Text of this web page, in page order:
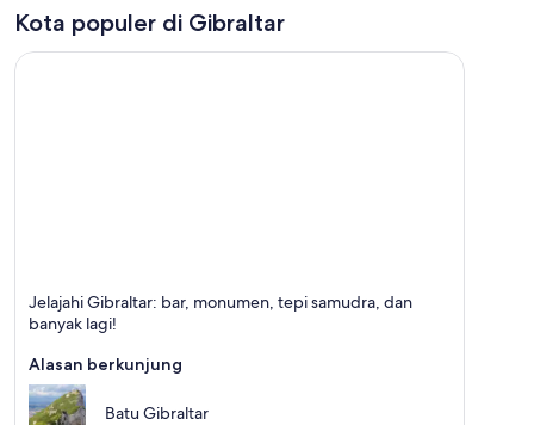
Kota populer di Gibraltar
Terkenal dengan Orang yang Ramah, Makan, dan
Jelajahi Gibraltar: bar, monumen, tepi samudra, dan
banyak lagi!
Alasan berkunjung
Batu Gibraltar